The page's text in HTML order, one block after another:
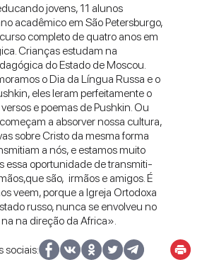
jovens, 11 alunos
acadêmico em São Petersburgo,
completo de quatro anos em
Crianças estudam na
do Estado de Moscou.
o Dia da Língua Russa e o
eles leram perfeitamente o
e poemas de Pushkin. Ou
a absorver nossa cultura,
sobre Cristo da mesma forma
a nós, e estamos muito
essa oportunidade de transmiti-
são, irmãos e amigos. É
veem, porque a Igreja Ortodoxa
russo, nunca se envolveu no
na direção da Africa».
sociais: